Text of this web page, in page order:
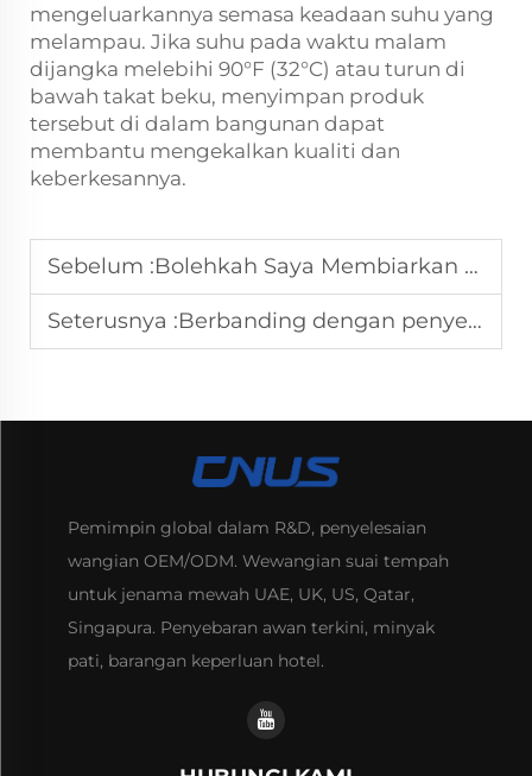
mengeluarkannya semasa keadaan suhu yang
melampau. Jika suhu pada waktu malam
dijangka melebihi 90°F (32°C) atau turun di
bawah takat beku, menyimpan produk
tersebut di dalam bangunan dapat
membantu mengekalkan kualiti dan
keberkesannya.
Sebelum :Bolehkah Saya Membiarkan Penyebarkan Aromaterapi Mini Berjalan Sepanjang Malam Tanpa Risiko Kesihatan?
Seterusnya :Berbanding dengan penyebur plug-in piawai, penyebur aroma HVAC, penyebur USB dan penyebur aroma boleh cas semula lebih sesuai untuk situasi yang manakah?
Pemimpin global dalam R&D, penyelesaian
wangian OEM/ODM. Wewangian suai tempah
untuk jenama mewah UAE, UK, US, Qatar,
Singapura. Penyebaran awan terkini, minyak
pati, barangan keperluan hotel.